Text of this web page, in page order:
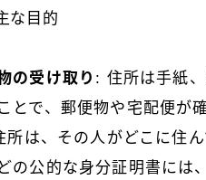
な目的
の受け取り : 住所は手紙
とで、郵便物や宅配便が
所は、その人がどこに住
の公的な身分証明書には